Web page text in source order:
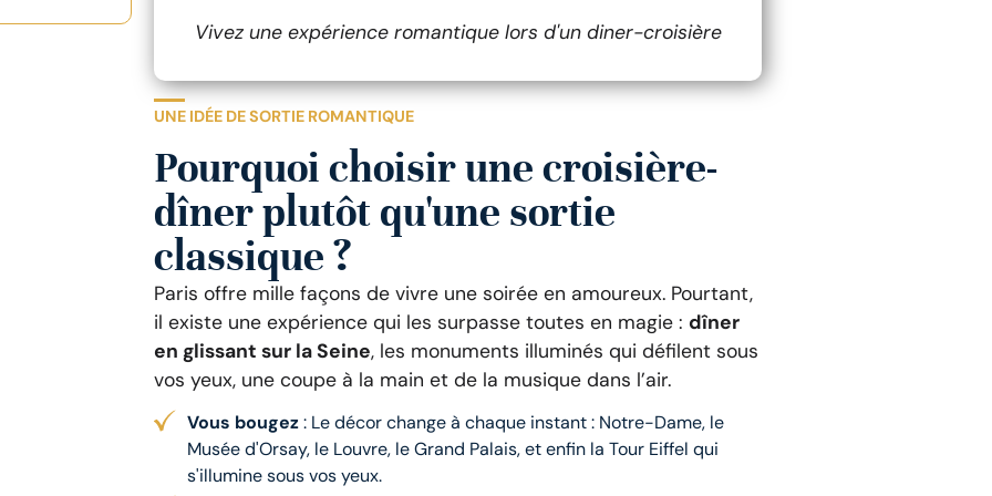
Vivez une expérience romantique lors d'un diner-croisière
UNE IDÉE DE SORTIE ROMANTIQUE
Pourquoi choisir une croisière-
dîner plutôt qu'une sortie
classique ?
Paris offre mille façons de vivre une soirée en amoureux. Pourtant,
il existe une expérience qui les surpasse toutes en magie : dîner
en glissant sur la Seine, les monuments illuminés qui défilent sous
vos yeux, une coupe à la main et de la musique dans l’air.
Vous bougez: Le décor change à chaque instant : Notre-Dame, le
Musée d'Orsay, le Louvre, le Grand Palais, et enfin la Tour Eiffel qui
s'illumine sous vos yeux.